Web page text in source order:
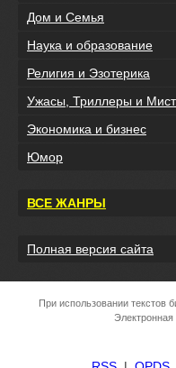
Дом и Семья
Наука и образование
Религия и Эзотерика
Ужасы, Триллеры и
Экономика и бизнес
Юмор
ВСЕ ЖАНРЫ
Полная версия сайта
При использовании текстов
Электронная